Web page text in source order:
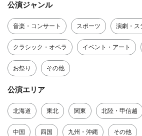
公演ジャンル
音楽・コンサート スポーツ 演劇・ス
クラシック・オペラ イベント・アート
お祭り その他
公演エリア
北海道 東北 関東 北陸・甲信越
中国 四国 九州・沖縄 その他